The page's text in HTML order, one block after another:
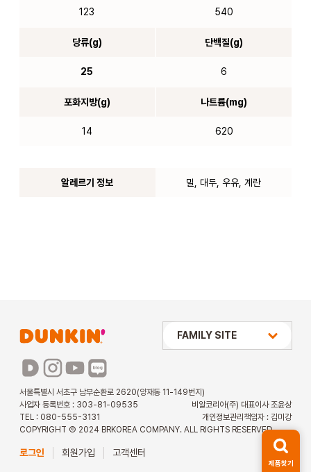
123 540
당류(g)
25
단백질(g)
6
포화지방(g)
14
나트륨(mg)
620
알레르기 정보 밀, 대두, 우유, 계란
서울특별시 서초구 남부순환로 2620(양재동 11-149번지)
사업자 등록번호 : 303-81-09535
비알코리아(주) 대표이사 조윤상
TEL : 080-555-3131
개인정보관리책임자 : 김미강
COPYRIGHT Ⓒ 2024 BRKOREA COMPANY. ALL RIGHTS RESERVED.
로그인 회원가입 고객센터
상미당 HOLDINGS
파리바게뜨
파스쿠찌
FAMILY SITE
제품찾기